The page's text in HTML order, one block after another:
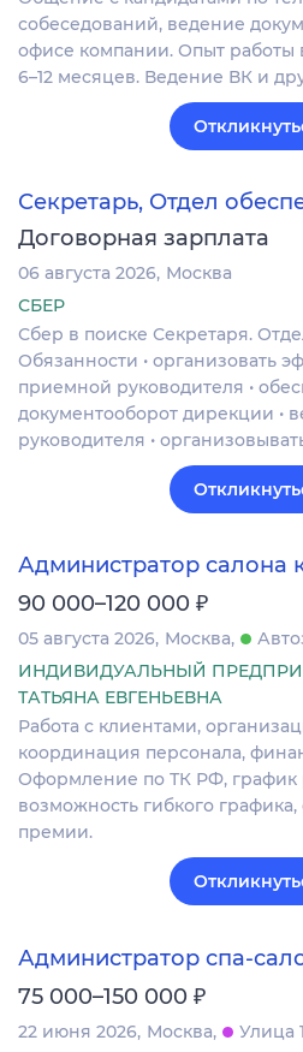
собеседований, ведение
офисе компании. Опыт работы
6–12 месяцев. Ведение ВК и
Секретарь, Отдел
Договорная зарплата
06 августа 2026 Москва
СБЕР
Сбер в поиске Секретаря.
Обязанности • организовать
приемной руководителя •
документооборот дирекции •
руководителя •
Администратор салона
90 000–120 000 ₽
05 августа 2026 Москва
ИНДИВИДУАЛЬНЫЙ
ТАТЬЯНА ЕВГЕНЬЕВНА
Работа с клиентами,
координация персонала,
Оформление по ТК РФ, график
возможность гибкого
премии.
Администратор спа-
75 000–150 000 ₽
22 июня 2026 Москва Улица